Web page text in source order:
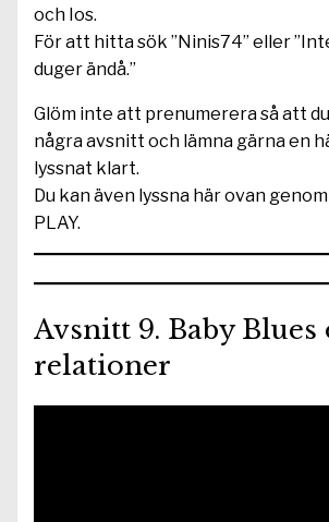
och Ios.
För att hitta sök ”Ninis74” eller
duger ändå.”
Glöm inte att prenumerera så att
några avsnitt och lämna gärna en
lyssnat klart.
Du kan även lyssna här ovan
PLAY.
Avsnitt 9. Baby Blues
relationer